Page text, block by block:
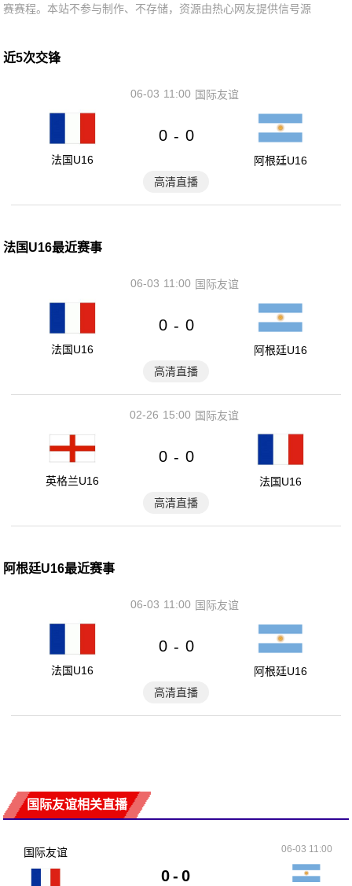
赛赛程。本站不参与制作、不存储，资源由热心网友提供信号源
近5次交锋
11:00
06-03 国际友谊
法国U16
0 - 0
阿根廷U16
高清直播
法国U16最近赛事
11:00
06-03 国际友谊
法国U16
0 - 0
阿根廷U16
高清直播
15:00
02-26 国际友谊
英格兰U16
0 - 0
法国U16
高清直播
阿根廷U16最近赛事
11:00
06-03 国际友谊
法国U16
0 - 0
阿根廷U16
高清直播
国际友谊相关直播
国际友谊
0 - 0
06-03 11:00